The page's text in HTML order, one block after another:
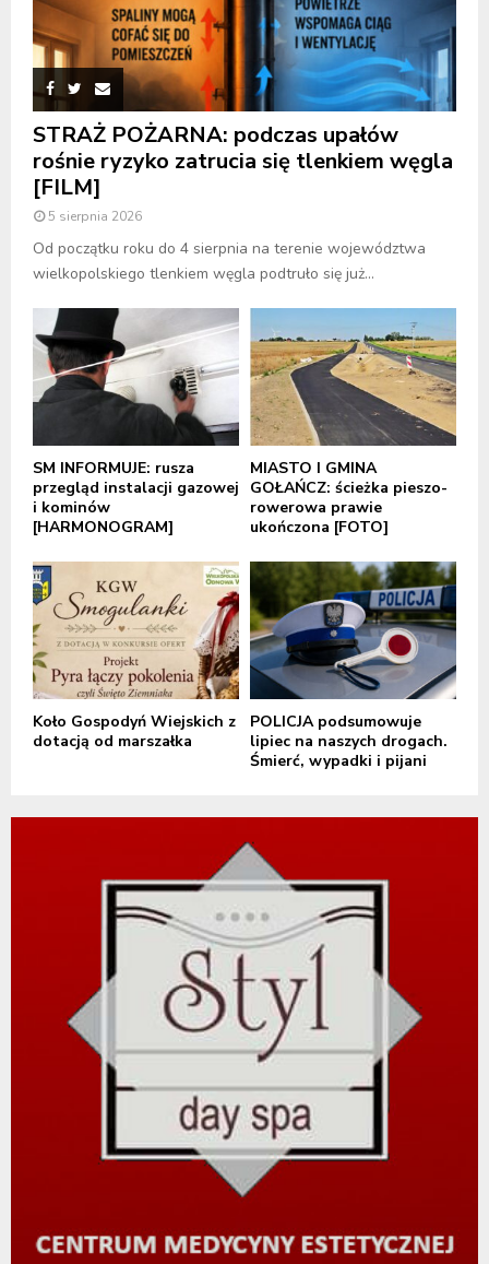
STRAŻ POŻARNA: podczas upałów
rośnie ryzyko zatrucia się tlenkiem węgla
[FILM]
5 sierpnia 2026
Od początku roku do 4 sierpnia na terenie województwa
wielkopolskiego tlenkiem węgla podtruło się już...
SM INFORMUJE: rusza
przegląd instalacji gazowej
i kominów
[HARMONOGRAM]
MIASTO I GMINA
GOŁAŃCZ: ścieżka pieszo-
rowerowa prawie
ukończona [FOTO]
Koło Gospodyń Wiejskich z
dotacją od marszałka
POLICJA podsumowuje
lipiec na naszych drogach.
Śmierć, wypadki i pijani